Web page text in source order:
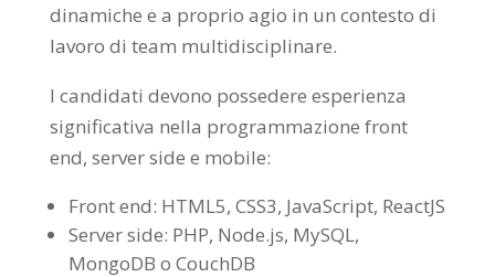
dinamiche e a proprio agio in un contesto di
lavoro di team multidisciplinare.
I candidati devono possedere esperienza
significativa nella programmazione front
end, server side e mobile:
Front end: HTML5, CSS3, JavaScript, ReactJS
Server side: PHP, Node.js, MySQL,
MongoDB o CouchDB